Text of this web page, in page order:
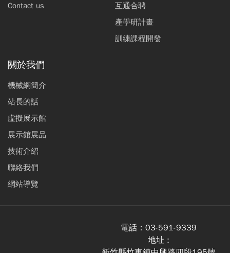
Contact us
互通合聘
產學研計畫
訓練課程開發
關於我們
機械網簡介
站長的話
虛擬展示館
展示館展品
技術介紹
聯絡我們
網站導覽
電話： 03-591-9339
地址 :